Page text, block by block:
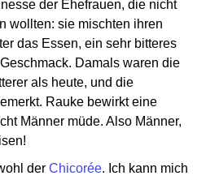
der Ehefrauen, die nicht
wollten: sie mischten ihren
das Essen, ein sehr bitteres
Damals waren die
als heute, und die
Rauke bewirkt eine
Männer müde. Also Männer,
derChicorée. Ich kann mich